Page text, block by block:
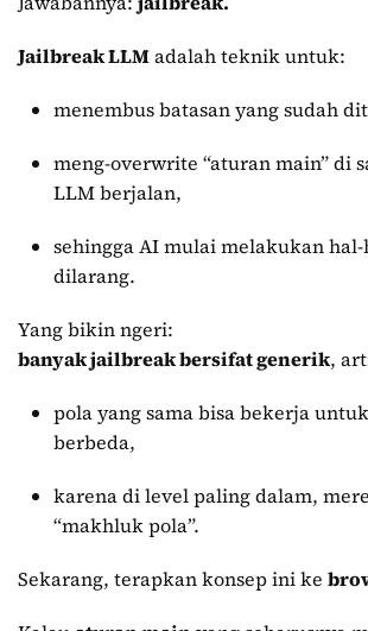
Jailbreak LLMadalah teknik untuk:
menembus batasan yang sudah
meng-overwrite “aturan main” di
LLM berjalan,
sehingga AI mulai melakukan
dilarang.
Yang bikin ngeri:
banyak jailbreak bersifat generik,
pola yang sama bisa bekerja
berbeda,
karena di level paling dalam,
“makhluk pola”.
Sekarang, terapkan konsep ini ke